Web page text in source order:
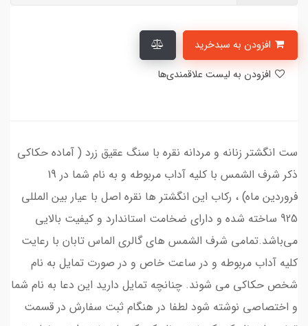
ست انگشتر زنانه و مردانه نقره با سنگ عقیق زرد ( آماده حکاکی
ذکر شرف الشمس با کلیه آداب مربوطه و به نام شما در 19
فروردین ماه) ، رکاب این انگشتر ها نقره اصل با عیار بین المللی
925 ساخته شده و دارای ضخامت استاندارد و کیفیت بالایی
می‌باشد.تمامی شرف الشمس های گالری الماس تابان با رعایت
کلیه آداب مربوطه و در ساعت خاص و در صورت تمایل به نام
شخص حکاکی می شوند. چنانچه تمایل دارید این دعا به نام شما
و اختصاصی نوشته شود لطفا در هنگام ثبت سفارش در قسمت